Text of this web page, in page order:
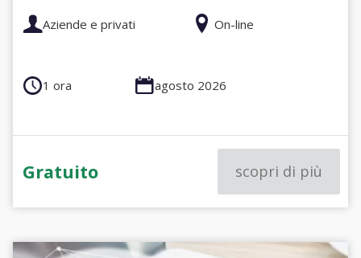
Aziende e privati On-line
1 ora agosto 2026
Gratuito scopri di più